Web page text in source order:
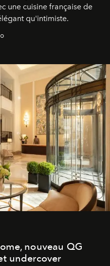
une cuisine française de
qu'intimiste.
nouveau QG
undercover